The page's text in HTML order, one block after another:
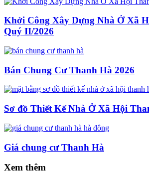
Khởi Công Xây Dựng Nhà Ở Xã
Quý II/2026
Bán Chung Cư Thanh Hà 2026
Sơ đồ Thiết Kế Nhà Ở Xã Hội
Giá chung cư Thanh Hà
Xem thêm